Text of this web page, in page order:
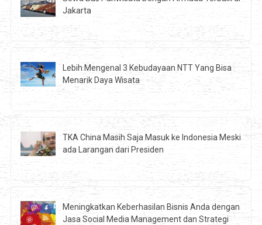
Jakarta
Lebih Mengenal 3 Kebudayaan NTT Yang Bisa
Menarik Daya Wisata
TKA China Masih Saja Masuk ke Indonesia Meski
ada Larangan dari Presiden
Meningkatkan Keberhasilan Bisnis Anda dengan
Jasa Social Media Management dan Strategi